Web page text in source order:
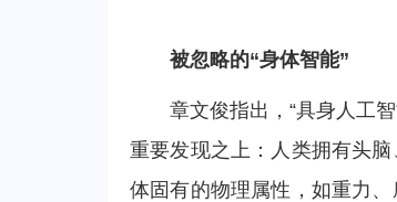
被忽略的“身体智能”
章文俊指出，“具身人工
重要发现之上：人类拥有头
体固有的物理属性，如重力